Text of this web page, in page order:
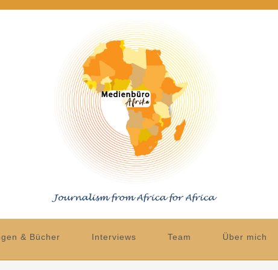
& Bücher Interviews Team Über mich